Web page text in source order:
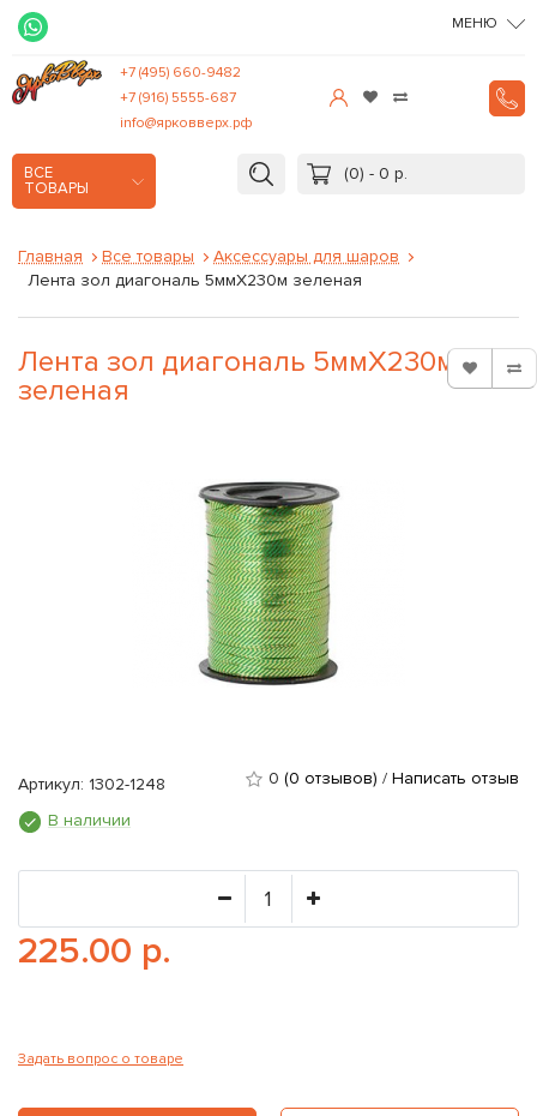
МЕНЮ
+7 (495) 660-9482
+7 (916) 5555-687
info@ярковверх.рф
ВСЕ
ТОВАРЫ
(0) - 0 р.
Главная Все товары
Аксессуары для шаров
Лента зол диагональ 5ммХ230м зеленая
Лента зол диагональ 5ммХ230м
зеленая
Артикул: 1302-1248 0 (0 отзывов) / Написать отзыв
В наличии
225.00 р.
Задать вопрос о товаре